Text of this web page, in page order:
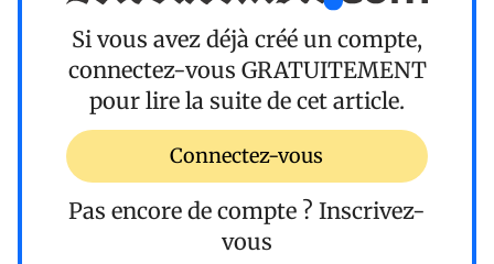
Si vous avez déjà créé un compte,
connectez-vous GRATUITEMENT
pour lire la suite de cet article.
Connectez-vous
Pas encore de compte ? Inscrivez-
vous